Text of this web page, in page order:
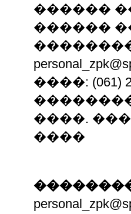
������
������
����: (061)
����. ���.:
����